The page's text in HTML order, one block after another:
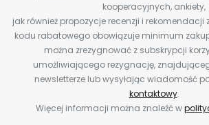
kooperacyjnych, ankiety,
jak również propozycje recenzji i rekomendacji
kodu rabatowego obowiązuje minimum
można zrezygnować z subskrypcji
umożliwiającego rezygnację,
newsletterze lub wysyłając wiadomość
kontaktowy.
Więcej informacji można znaleźć w